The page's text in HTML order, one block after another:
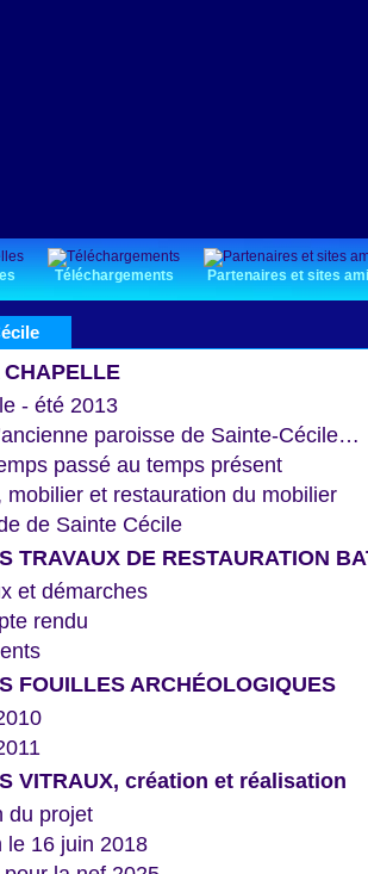
Téléchargements Partenaires et sites
CHAPELLE
- été 2013
paroisse de Sainte-Cécile…
passé au temps présent
mobilier et restauration du mobilier
de Sainte Cécile
TRAVAUX DE RESTAURATION
et démarches
rendu
FOUILLES ARCHÉOLOGIQUES
VITRAUX, création et réalisation
du projet
le 16 juin 2018